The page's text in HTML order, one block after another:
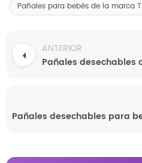
Pañales para bebés de la marca
ANTERIOR